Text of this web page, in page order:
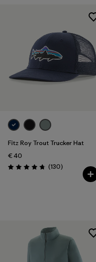
Fitz Roy Trout Trucker Hat
€ 40
Bewertung: 4.8 / 5
(130Rezensionen
)